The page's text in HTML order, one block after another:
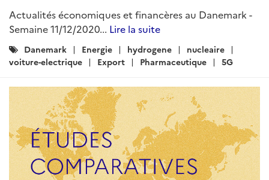
Actualités économiques et financères au Danemark -
Semaine 11/12/2020... Lire la suite
Catégories
:
Danemark Energie hydrogene
nucleaire
voiture-electrique
Export Pharmaceutique 5G